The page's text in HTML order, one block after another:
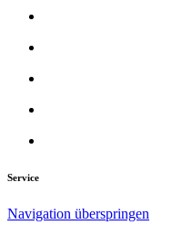
Service
Navigation überspringen